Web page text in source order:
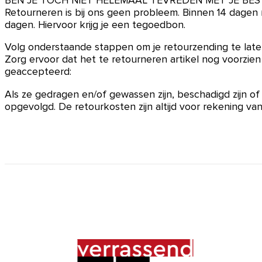
Retourneren is bij ons geen probleem. Binnen 14
dagen. Hiervoor krijg je een tegoedbon.
Volg onderstaande stappen om je retourzending te
Zorg ervoor dat het te retourneren artikel nog
geaccepteerd:
Als ze gedragen en/of gewassen zijn, beschadigd zijn
opgevolgd. De retourkosten zijn altijd voor rekening